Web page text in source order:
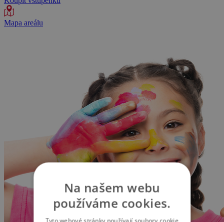
Mapa areálu
Na našem webu
používáme cookies.
Tyto webové stránky používají soubory cookie